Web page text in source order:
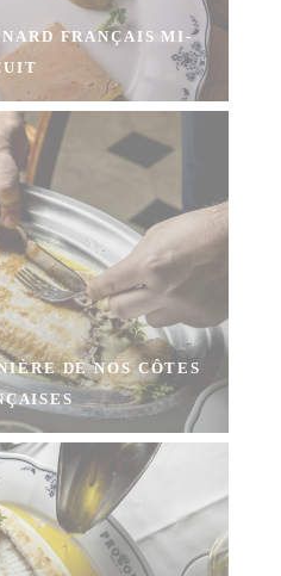
FRANÇAIS MI-
DE NOS CÔTES